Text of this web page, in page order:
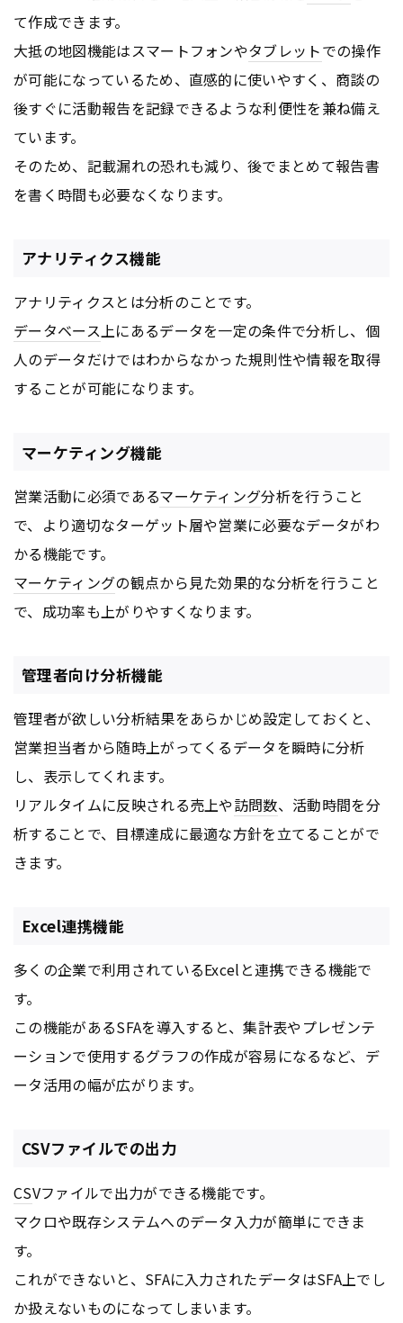
て作成できます。
大抵の地図機能はスマートフォンやタブレットでの操作
が可能になっているため、直感的に使いやすく、商談の
後すぐに活動報告を記録できるような利便性を兼ね備え
ています。
そのため、記載漏れの恐れも減り、後でまとめて報告書
を書く時間も必要なくなります。
アナリティクス機能
アナリティクスとは分析のことです。
データベース上にあるデータを一定の条件で分析し、個
人のデータだけではわからなかった規則性や情報を取得
することが可能になります。
マーケティング機能
営業活動に必須であるマーケティング分析を行うこと
で、より適切なターゲット層や営業に必要なデータがわ
かる機能です。
マーケティングの観点から見た効果的な分析を行うこと
で、成功率も上がりやすくなります。
管理者向け分析機能
管理者が欲しい分析結果をあらかじめ設定しておくと、
営業担当者から随時上がってくるデータを瞬時に分析
し、表示してくれます。
リアルタイムに反映される売上や訪問数、活動時間を分
析することで、目標達成に最適な方針を立てることがで
きます。
Excel連携機能
多くの企業で利用されているExcelと連携できる機能で
す。
この機能があるSFAを導入すると、集計表やプレゼンテ
ーションで使用するグラフの作成が容易になるなど、デ
ータ活用の幅が広がります。
CSVファイルでの出力
CSVファイルで出力ができる機能です。
マクロや既存システムへのデータ入力が簡単にできま
す。
これができないと、SFAに入力されたデータはSFA上でし
か扱えないものになってしまいます。